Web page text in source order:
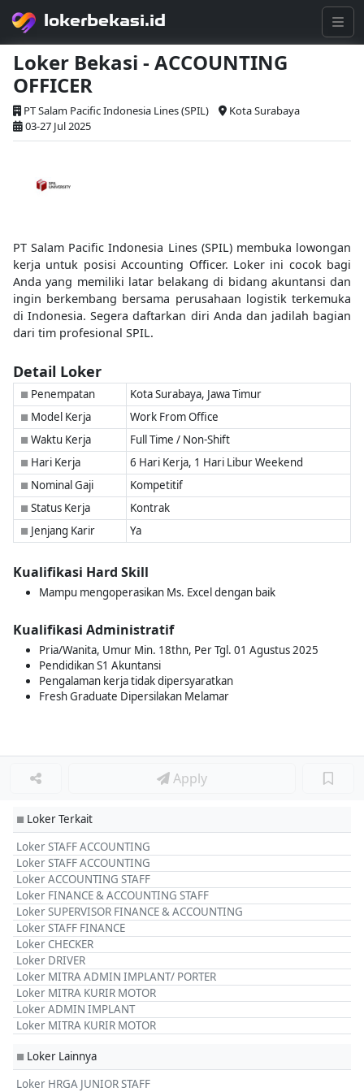
lokerbekasi.id
Loker Bekasi - ACCOUNTING
OFFICER
PT Salam Pacific Indonesia Lines (SPIL)
Kota Surabaya
03-27 Jul 2025
PT Salam Pacific Indonesia Lines (SPIL) membuka lowongan
kerja untuk posisi Accounting Officer. Loker ini cocok bagi
Anda yang memiliki latar belakang di bidang akuntansi dan
ingin berkembang bersama perusahaan logistik terkemuka
di Indonesia. Segera daftarkan diri Anda dan jadilah bagian
dari tim profesional SPIL.
Detail Loker
■ Penempatan Kota Surabaya, Jawa Timur
■ Model Kerja Work From Office
■ Waktu Kerja Full Time / Non-Shift
■ Hari Kerja 6 Hari Kerja, 1 Hari Libur Weekend
■ Nominal Gaji Kompetitif
■ Status Kerja Kontrak
■ Jenjang Karir Ya
Kualifikasi Hard Skill
Mampu mengoperasikan Ms. Excel dengan baik
Kualifikasi Administratif
Pria/Wanita, Umur Min. 18thn, Per Tgl. 01 Agustus 2025
Pendidikan S1 Akuntansi
Pengalaman kerja tidak dipersyaratkan
Fresh Graduate Dipersilakan Melamar
Apply
■ Loker Terkait
Loker STAFF ACCOUNTING
Loker STAFF ACCOUNTING
Loker ACCOUNTING STAFF
Loker FINANCE & ACCOUNTING STAFF
Loker SUPERVISOR FINANCE & ACCOUNTING
Loker STAFF FINANCE
Loker CHECKER
Loker DRIVER
Loker MITRA ADMIN IMPLANT/ PORTER
Loker MITRA KURIR MOTOR
Loker ADMIN IMPLANT
Loker MITRA KURIR MOTOR
■ Loker Lainnya
Loker HRGA JUNIOR STAFF